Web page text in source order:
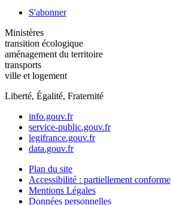
S'abonner
Ministères
transition écologique
aménagement du territoire
transports
ville et logement
Liberté, Égalité, Fraternité
info.gouv.fr
service-public.gouv.fr
legifrance.gouv.fr
data.gouv.fr
Plan du site
Accessibilité : partiellement conforme
Mentions Légales
Données personnelles